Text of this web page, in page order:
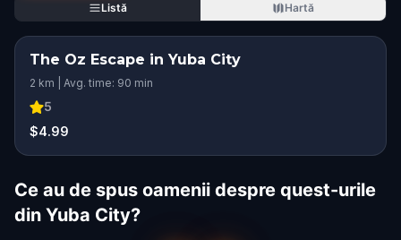
Listă
Hartă
The Oz Escape in Yuba City
2 km | Avg. time: 90 min
5
$4.99
Ce au de spus oamenii despre quest-urile
din Yuba City?